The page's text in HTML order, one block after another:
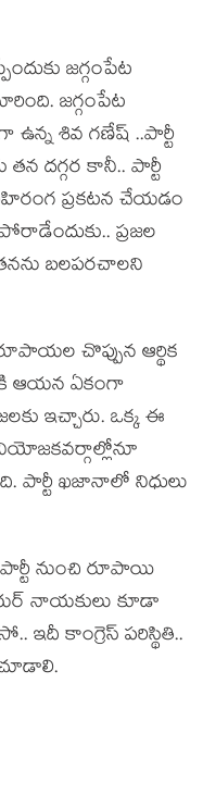
జ‌గ్గంపేట
జ‌గ్గంపేట
ఉన్న శివ గ‌ణేష్ ..పార్టీ
త‌న దగ్గ‌ర కానీ.. పార్టీ
ప్ర‌క‌ట‌న చేయ‌డం
ప్ర‌జ‌ల
బ‌ల‌ప‌ర‌చాల‌ని
చొప్పున ఆర్థిక
ఆయ‌న ఏకంగా
ఇచ్చారు. ఒక్క ఈ
పార్టీ ఖ‌జానాలో నిధులు
పార్టీ నుంచి రూపాయి
నాయ‌కులు కూడా
ఇదీ కాంగ్రెస్ ప‌రిస్థితి..